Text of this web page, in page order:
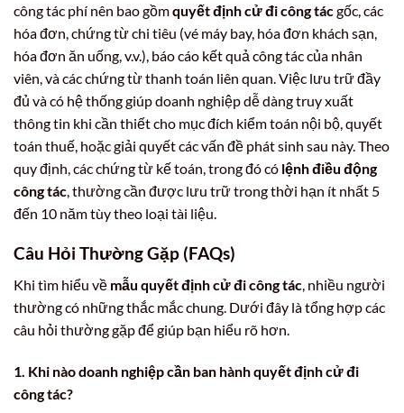
công tác phí nên bao gồmquyết định cử đi công tácgốc, các
hóa đơn, chứng từ chi tiêu (vé máy bay, hóa đơn khách sạn,
hóa đơn ăn uống, v.v.), báo cáo kết quả công tác của nhân
viên, và các chứng từ thanh toán liên quan. Việc lưu trữ đầy
đủ và có hệ thống giúp doanh nghiệp dễ dàng truy xuất
thông tin khi cần thiết cho mục đích kiểm toán nội bộ, quyết
toán thuế, hoặc giải quyết các vấn đề phát sinh sau này. Theo
quy định, các chứng từ kế toán, trong đó có lệnh điều động
công tác , thường cần được lưu trữ trong thời hạn ít nhất 5
đến 10 năm tùy theo loại tài liệu.
Câu Hỏi Thường Gặp (FAQs)
Khi tìm hiểu về mẫu quyết định cử đi công tác, nhiều người
thường có những thắc mắc chung. Dưới đây là tổng hợp các
câu hỏi thường gặp để giúp bạn hiểu rõ hơn.
1. Khi nào doanh nghiệp cần ban hành quyết định cử đi
công tác?